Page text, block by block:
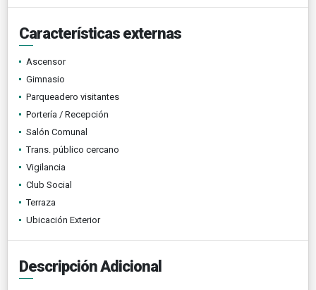
Características externas
Ascensor
Gimnasio
Parqueadero visitantes
Portería / Recepción
Salón Comunal
Trans. público cercano
Vigilancia
Club Social
Terraza
Ubicación Exterior
Descripción Adicional